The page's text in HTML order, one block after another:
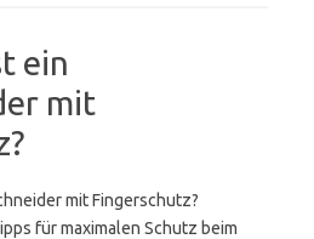
ein
mit
mit Fingerschutz?
für maximalen Schutz beim